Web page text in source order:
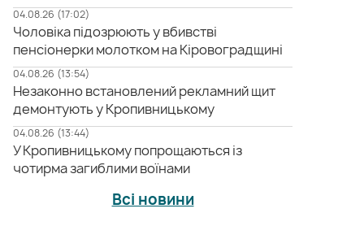
04.08.26 (17:02)
Чоловіка підозрюють у вбивстві
пенсіонерки молотком на Кіровоградщині
04.08.26 (13:54)
Незаконно встановлений рекламний щит
демонтують у Кропивницькому
04.08.26 (13:44)
У Кропивницькому попрощаються із
чотирма загиблими воїнами
Всі новини